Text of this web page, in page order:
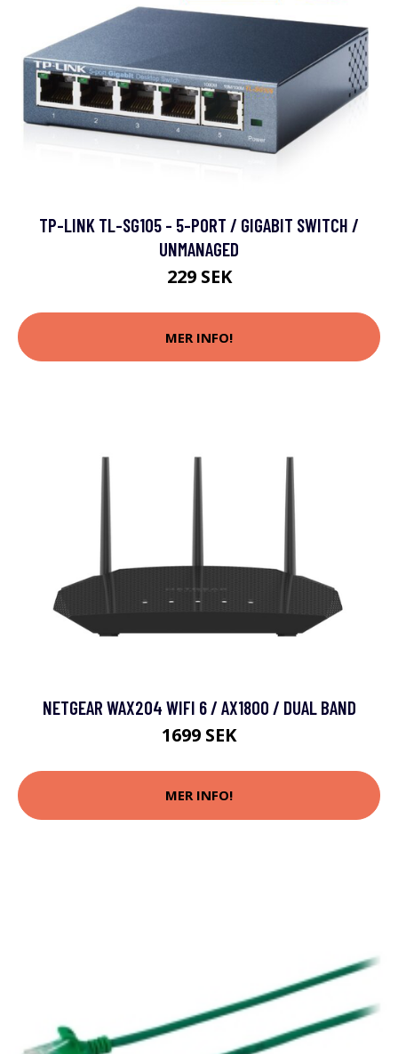
TP-LINK TL-SG105 - 5-PORT / GIGABIT SWITCH /
UNMANAGED
229 SEK
MER INFO!
NETGEAR WAX204 WIFI 6 / AX1800 / DUAL BAND
1699 SEK
MER INFO!